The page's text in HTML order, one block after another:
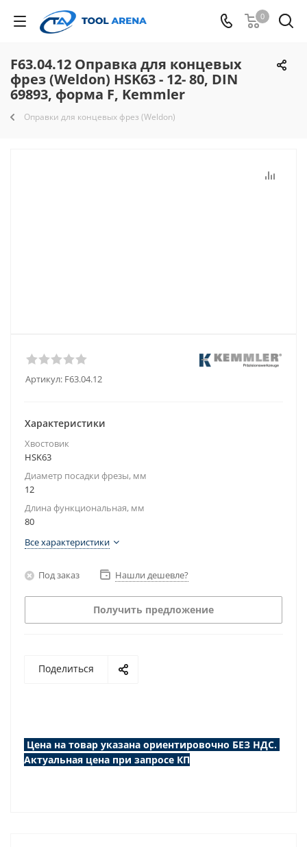
0
F63.04.12 Оправка для концевых
фрез (Weldon) HSK63 - 12- 80, DIN
69893, форма F, Kemmler
Оправки для концевых фрез (Weldon)
Артикул: F63.04.12
Характеристики
Хвостовик
HSK63
Диаметр посадки фрезы, мм
12
Длина функциональная, мм
80
Все характеристики
Под заказ Нашли дешевле?
Получить предложение
Поделиться
Цена на товар указана ориентировочно БЕЗ НДС.
Актуальная цена при запросе КП